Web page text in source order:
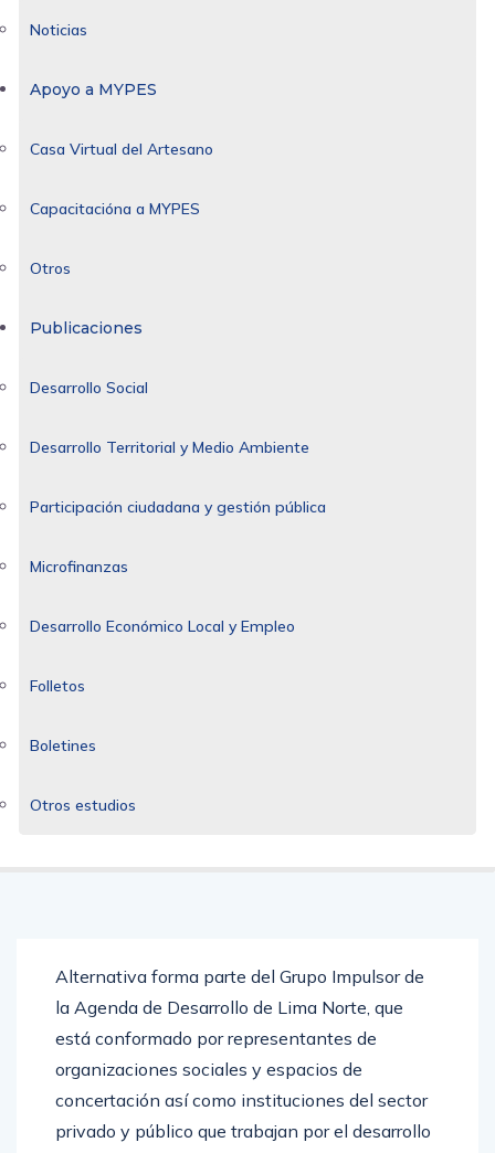
Noticias
Apoyo a MYPES
Casa Virtual del Artesano
Capacitacióna a MYPES
Otros
Publicaciones
Desarrollo Social
Desarrollo Territorial y Medio Ambiente
Participación ciudadana y gestión pública
Microfinanzas
Desarrollo Económico Local y Empleo
Folletos
Boletines
Otros estudios
Alternativa forma parte del Grupo Impulsor de
la Agenda de Desarrollo de Lima Norte, que
está conformado por representantes de
organizaciones sociales y espacios de
concertación así como instituciones del sector
privado y público que trabajan por el desarrollo